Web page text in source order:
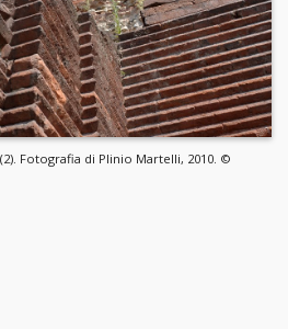
Fotografia di Plinio Martelli, 2010. ©